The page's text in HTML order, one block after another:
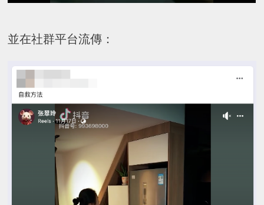
並在社群平台流傳：